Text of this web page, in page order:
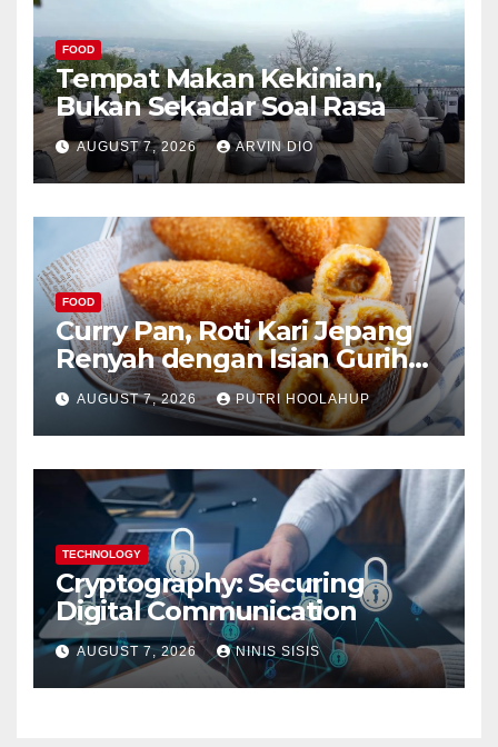
FOOD
Tempat Makan Kekinian,
Bukan Sekadar Soal Rasa
AUGUST 7, 2026 ARVIN DIO
FOOD
Curry Pan, Roti Kari Jepang
Renyah dengan Isian Gurih
Menggoda
AUGUST 7, 2026 PUTRI HOOLAHUP
TECHNOLOGY
Cryptography: Securing
Digital Communication
AUGUST 7, 2026 NINIS SISIS